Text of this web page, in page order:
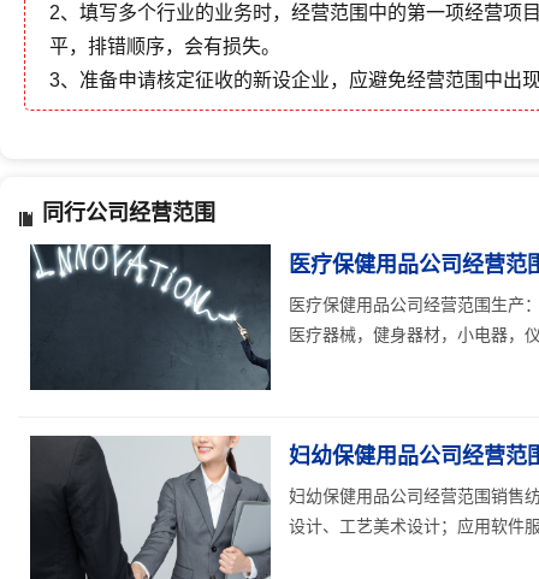
2、填写多个行业的业务时，经营范围中的第一项经营项
平，排错顺序，会有损失。
3、准备申请核定征收的新设企业，应避免经营范围中出
同行公司经营范围
医疗保健用品公司经营范
医疗保健用品公司经营范围生产
医疗器械，健身器材，小电器，
妇幼保健用品公司经营范
妇幼保健用品公司经营范围销售
设计、工艺美术设计；应用软件